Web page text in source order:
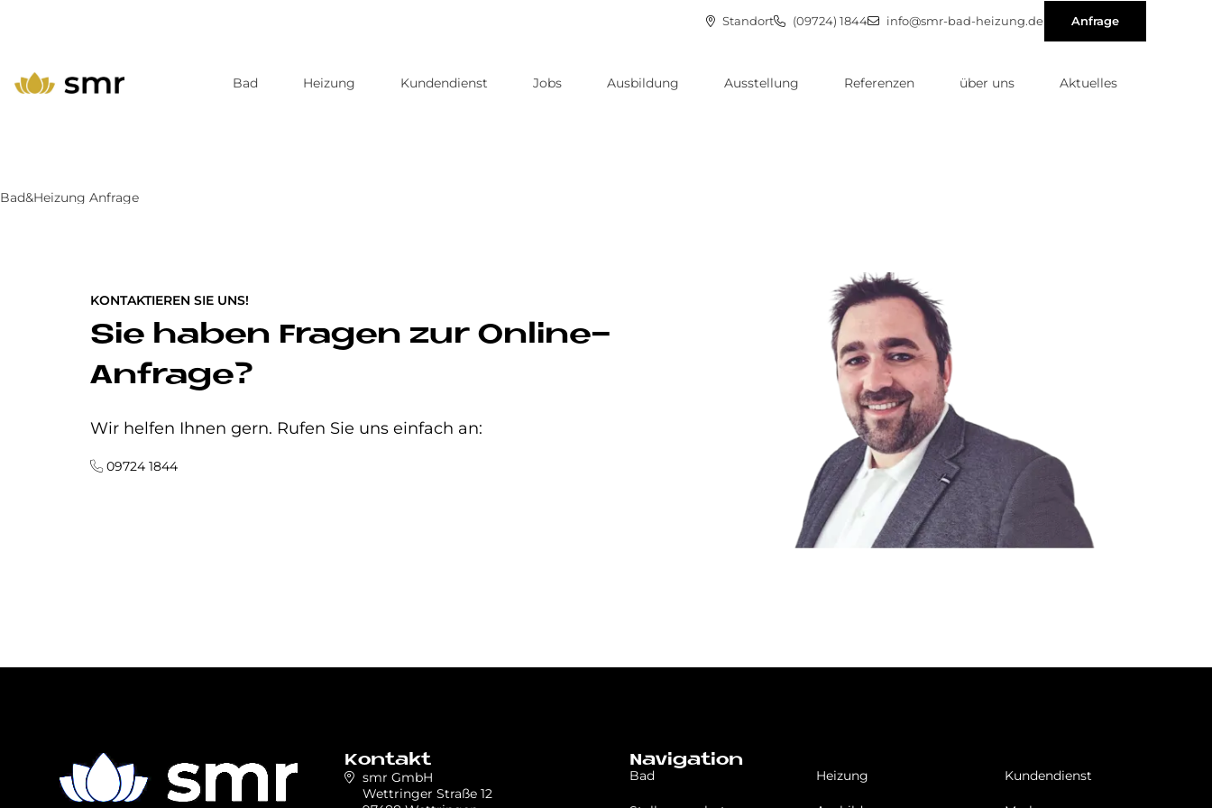
Standort (09724) 1844 info@smr-bad-heizung.de Anfrage
Bad Heizung Kundendienst Jobs Ausbildung Ausstellung Referenzen über uns Aktuelles
Bad&Heizung Anfrage
KONTAKTIEREN SIE UNS!
Sie haben Fragen zur Online-
Anfrage?
Wir helfen Ihnen gern. Rufen Sie uns einfach an:
09724 1844
Kontakt
smr GmbH
Wettringer Straße 12
Navigation
Bad Heizung Kundendienst